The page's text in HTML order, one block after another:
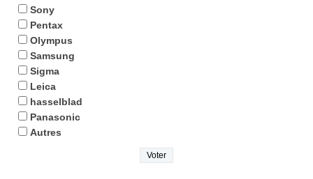
Sony
Pentax
Olympus
Samsung
Sigma
Leica
hasselblad
Panasonic
Autres